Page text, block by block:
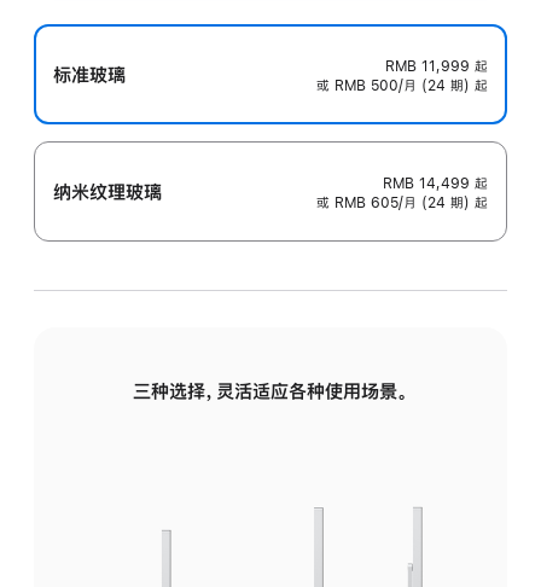
标准玻璃 RMB 11,999 起
或 RMB 500/月 (24 期) 起
纳米纹理玻璃 RMB 14,499 起
或 RMB 605/月 (24 期) 起
三种选择，灵活适应各种使用场景。